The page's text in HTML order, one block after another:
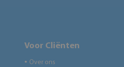
Voor Cliënten
● Over ons